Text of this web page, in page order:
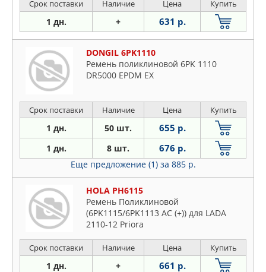
Срок поставки Наличие Цена Купить
1 дн. + 631 р.
DONGIL 6PK1110
Ремень поликлиновой 6PK 1110
DR5000 EPDM EX
Срок поставки Наличие Цена Купить
1 дн. 50 шт. 655 р.
1 дн. 8 шт. 676 р.
Еще предложение (1) за 885 р.
HOLA PH6115
Ремень Поликлиновой
(6PK1115/6PK1113 AC (+)) для LADA
2110-12 Priora
Срок поставки Наличие Цена Купить
1 дн. + 661 р.